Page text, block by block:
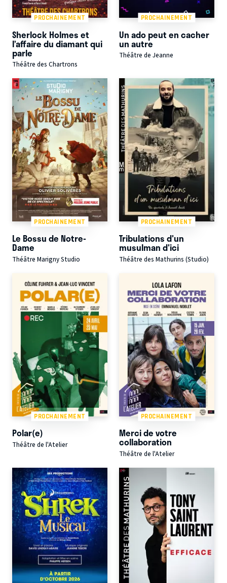
PROCHAINEMENT
Sherlock Holmes et
l’affaire du diamant qui
parle
Théâtre des Chartrons
PROCHAINEMENT
Un ado peut en cacher
un autre
Théâtre de Jeanne
PROCHAINEMENT
Le Bossu de Notre-
Dame
Théâtre Marigny Studio
PROCHAINEMENT
Tribulations d'un
musulman d'ici
Théâtre des Mathurins (Studio)
PROCHAINEMENT
Polar(e)
Théâtre de l'Atelier
PROCHAINEMENT
Merci de votre
collaboration
Théâtre de l'Atelier